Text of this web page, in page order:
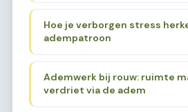
Hoe je verborgen stress
adempatroon
Ademwerk bij rouw: ruimte
verdriet via de adem